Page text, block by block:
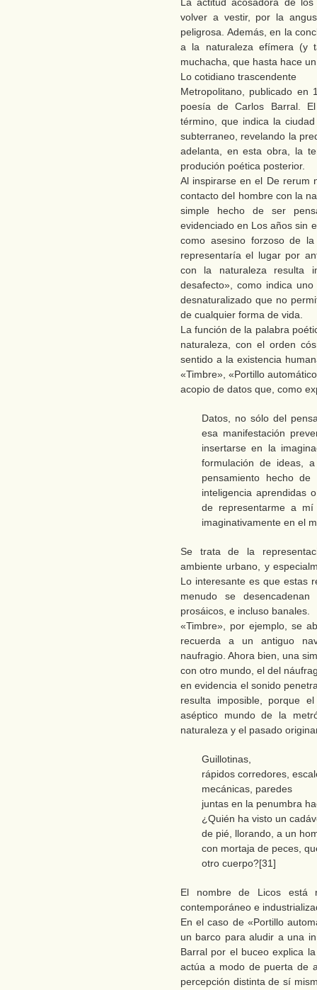
volver a vestir, por la
peligrosa. Además, en la
a la naturaleza efímera (y
muchacha, que hasta hace
Lo cotidiano trascendente
Metropolitano, publicado
poesía de Carlos Barral.
término, que indica la
subterraneo, revelando la
adelanta, en esta obra, la
produción poética posterior.
Al inspirarse en el De rerum
contacto del hombre con la
simple hecho de ser
evidenciado en Los años sin
como asesino forzoso de
representaría el lugar por
con la naturaleza resulta
desafecto», como indica
desnaturalizado que no
de cualquier forma de vida.
La función de la palabra
naturaleza, con el orden
sentido a la existencia
«Timbre», «Portillo
acopio de datos que, como
Datos, no sólo del
esa manifestación
insertarse en la
formulación de ideas,
pensamiento hecho
inteligencia aprendidas
de representarme a
imaginativamente en el
Se trata de la
ambiente urbano, y
Lo interesante es que estas
menudo se
prosáicos, e incluso banales.
«Timbre», por ejemplo, se
recuerda a un antiguo
naufragio. Ahora bien, una
con otro mundo, el del
en evidencia el sonido
resulta imposible, porque
aséptico mundo de la
naturaleza y el pasado
Guillotinas,
rápidos corredores,
mecánicas, paredes
juntas en la penumbra
¿Quién ha visto un
de pié, llorando, a un
con mortaja de peces,
otro cuerpo?[31]
El nombre de Licos está
contemporáneo e
En el caso de «Portillo
un barco para aludir a una
Barral por el buceo explica
actúa a modo de puerta de
percepción distinta de sí